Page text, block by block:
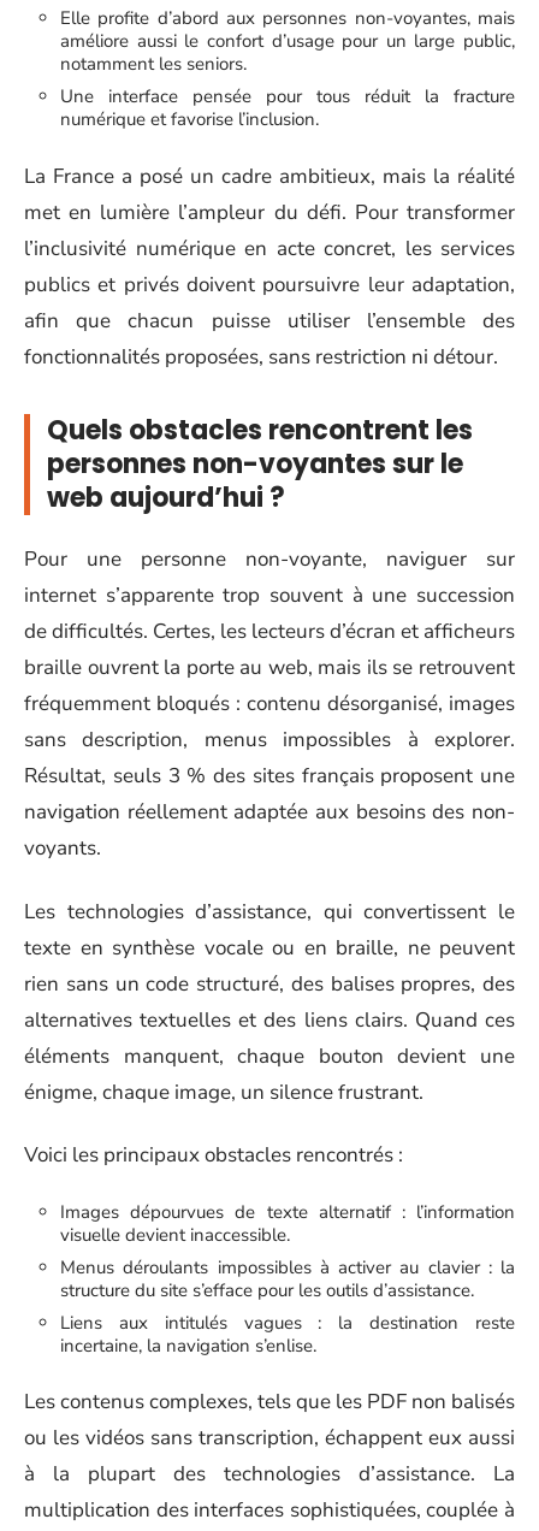
Elle profite d’abord aux personnes non-voyantes, mais
améliore aussi le confort d’usage pour un large public,
notamment les seniors.
Une interface pensée pour tous réduit la fracture
numérique et favorise l’inclusion.
La France a posé un cadre ambitieux, mais la réalité
met en lumière l’ampleur du défi. Pour transformer
l’inclusivité numérique en acte concret, les services
publics et privés doivent poursuivre leur adaptation,
afin que chacun puisse utiliser l’ensemble des
fonctionnalités proposées, sans restriction ni détour.
Quels obstacles rencontrent les
personnes non-voyantes sur le
web aujourd’hui ?
Pour une personne non-voyante, naviguer sur
internet s’apparente trop souvent à une succession
de difficultés. Certes, les lecteurs d’écran et afficheurs
braille ouvrent la porte au web, mais ils se retrouvent
fréquemment bloqués : contenu désorganisé, images
sans description, menus impossibles à explorer.
Résultat, seuls 3 % des sites français proposent une
navigation réellement adaptée aux besoins des non-
voyants.
Les technologies d’assistance, qui convertissent le
texte en synthèse vocale ou en braille, ne peuvent
rien sans un code structuré, des balises propres, des
alternatives textuelles et des liens clairs. Quand ces
éléments manquent, chaque bouton devient une
énigme, chaque image, un silence frustrant.
Voici les principaux obstacles rencontrés :
Images dépourvues de texte alternatif : l’information
visuelle devient inaccessible.
Menus déroulants impossibles à activer au clavier : la
structure du site s’efface pour les outils d’assistance.
Liens aux intitulés vagues : la destination reste
incertaine, la navigation s’enlise.
Les contenus complexes, tels que les PDF non balisés
ou les vidéos sans transcription, échappent eux aussi
à la plupart des technologies d’assistance. La
multiplication des interfaces sophistiquées, couplée à